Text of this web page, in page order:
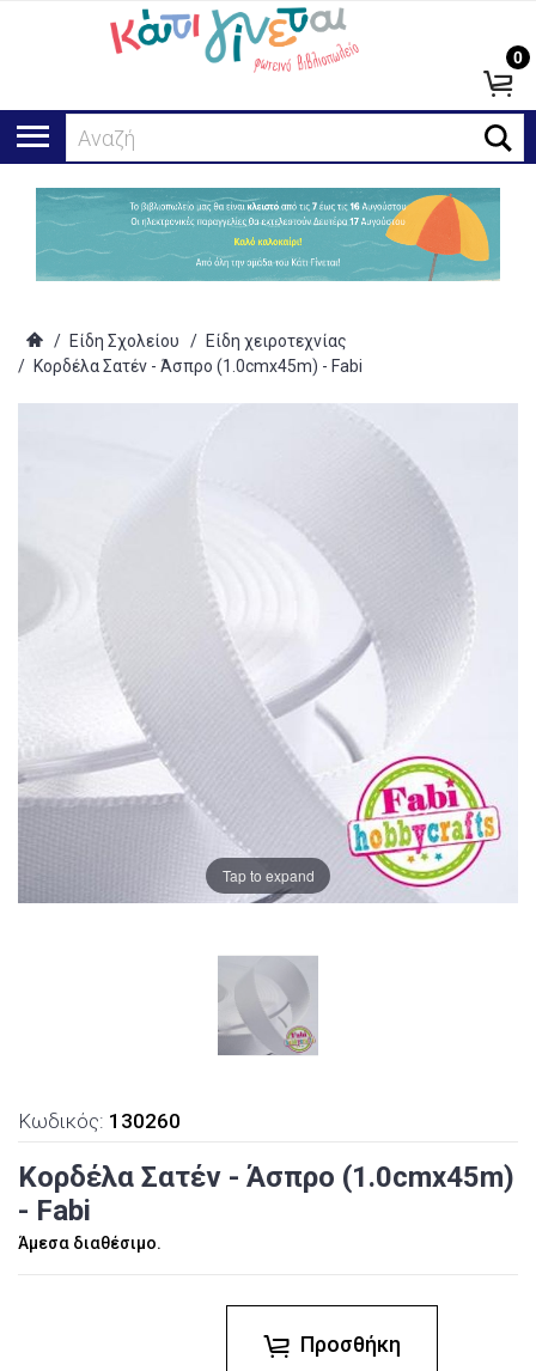
Αναζήτησ
0
/ Είδη Σχολείου / Είδη χειροτεχνίας
/ Κορδέλα Σατέν - Άσπρο (1.0cmx45m) - Fabi
Tap to expand
Κωδικός: 130260
Κορδέλα Σατέν - Άσπρο (1.0cmx45m)
- Fabi
Άμεσα διαθέσιμο.
Προσθήκη